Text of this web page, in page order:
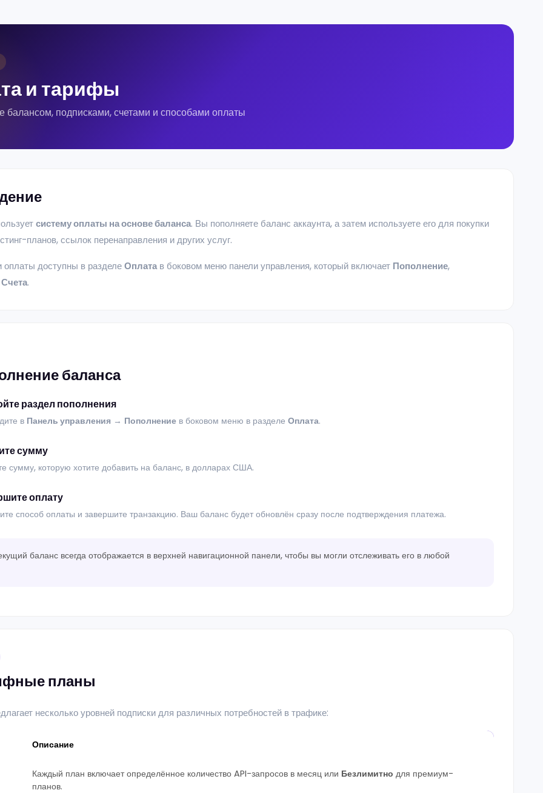
и тарифы
балансом, подписками, счетами и способами оплаты
систему оплаты на основе баланса. Вы пополняете баланс аккаунта, а затем используете его для покупки
планов, ссылок перенаправления и других услуг.
доступны в разделеОплатав боковом меню панели управления, который включает Пополнение,
Счета.
баланса
раздел пополнения
в Панель управления → Пополнение в боковом меню в разделе Оплата.
сумму
сумму, которую хотите добавить на баланс, в долларах США.
оплату
способ оплаты и завершите транзакцию. Ваш баланс будет обновлён сразу после подтверждения платежа.
баланс всегда отображается в верхней навигационной панели, чтобы вы могли отслеживать его в любой
планы
несколько уровней подписки для различных потребностей в трафике:
Описание
Каждый план включает определённое количество API-запросов в месяц или Безлимитно для премиум-
планов.